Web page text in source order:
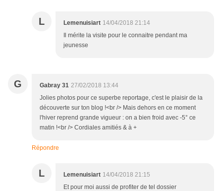
L Lemenuisiart 14/04/2018 21:14
Il mérite la visite pour le connaitre pendant ma
jeunesse
G Gabray 31 27/02/2018 13:44
Jolies photos pour ce superbe reportage, c'est le plaisir de la
découverte sur ton blog !<br /> Mais dehors en ce moment
l'hiver reprend grande vigueur : on a bien froid avec -5° ce
matin !<br /> Cordiales amitiés & à +
Répondre
L Lemenuisiart 14/04/2018 21:15
Et pour moi aussi de profiter de tel dossier